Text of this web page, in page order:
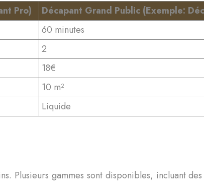
Pro)
Décapant Grand Public (Exemple:
60 minutes
2
18€
10 m²
Liquide
Plusieurs gammes sont disponibles, incluant